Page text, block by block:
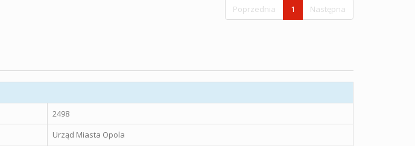
Poprzednia 1 Następna
2498
Urząd Miasta Opola